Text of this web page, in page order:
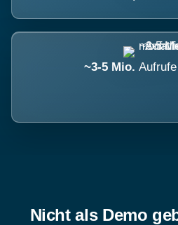
~3-5 Mio.
Nicht als Demo